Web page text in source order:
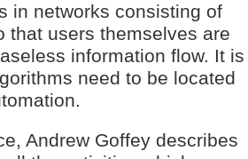
in networks consisting of
that users themselves are
information flow. It is
need to be located
Andrew Goffey describes